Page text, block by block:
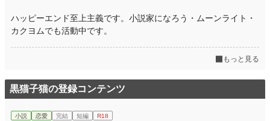
ハッピーエンド至上主義です。小説家になろう・ムーンライト・
カクヨムでも活動中です。
もっと見る
黒猫子猫の登録コンテンツ
小説 恋愛 完結 短編 R18